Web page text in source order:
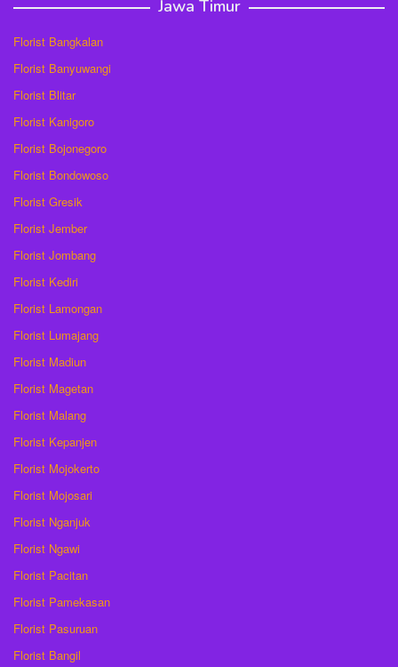
Jawa Timur
Florist Bangkalan
Florist Banyuwangi
Florist Blitar
Florist Kanigoro
Florist Bojonegoro
Florist Bondowoso
Florist Gresik
Florist Jember
Florist Jombang
Florist Kediri
Florist Lamongan
Florist Lumajang
Florist Madiun
Florist Magetan
Florist Malang
Florist Kepanjen
Florist Mojokerto
Florist Mojosari
Florist Nganjuk
Florist Ngawi
Florist Pacitan
Florist Pamekasan
Florist Pasuruan
Florist Bangil